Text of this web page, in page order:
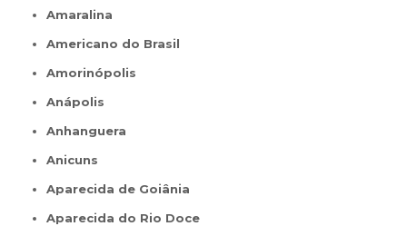
Amaralina
Americano do Brasil
Amorinópolis
Anápolis
Anhanguera
Anicuns
Aparecida de Goiânia
Aparecida do Rio Doce